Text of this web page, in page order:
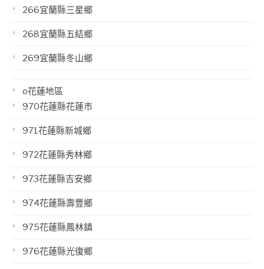
266宜蘭縣三星鄉
268宜蘭縣五結鄉
269宜蘭縣冬山鄉
o花蓮地區
970花蓮縣花蓮市
971花蓮縣新城鄉
972花蓮縣秀林鄉
973花蓮縣吉安鄉
974花蓮縣壽豐鄉
975花蓮縣鳳林鎮
976花蓮縣光復鄉